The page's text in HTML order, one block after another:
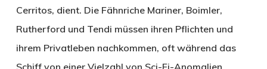
Cerritos, dient. Die Fähnriche Mariner, Boimler,
Rutherford und Tendi müssen ihren Pflichten und
ihrem Privatleben nachkommen, oft während das
Schiff von einer Vielzahl von Sci-Fi-Anomalien